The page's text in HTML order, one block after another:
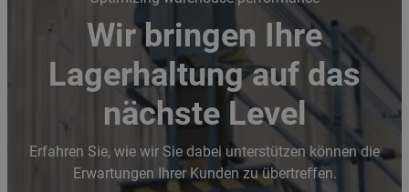
Wir bringen Ihre
Lagerhaltung auf das
nächste Level
Erfahren Sie, wie wir Sie dabei unterstützen können die
Erwartungen Ihrer Kunden zu übertreffen.